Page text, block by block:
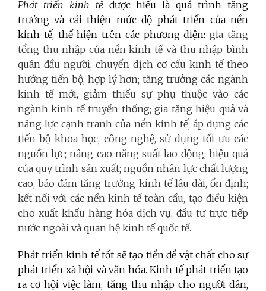
Phát triển kinh tếđược hiểu là quá trình tăng
trưởng và cải thiện mức độ phát triển của nền
kinh tế, thể hiện trên các phương diện:gia tăng
tổng thu nhập của nền kinh tế và thu nhập bình
quân đầu người; chuyển dịch cơ cấu kinh tế theo
hướng tiến bộ, hợp lý hơn; tăng trưởng các ngành
kinh tế mới, giảm thiểu sự phụ thuộc vào các
ngành kinh tế truyền thống; gia tăng hiệu quả và
năng lực cạnh tranh của nền kinh tế; áp dụng các
tiến bộ khoa học, công nghệ, sử dụng tối ưu các
nguồn lực; nâng cao năng suất lao động, hiệu quả
của quy trình sản xuất; nguồn nhân lực chất lượng
cao, bảo đảm tăng trưởng kinh tế lâu dài, ổn định;
kết nối với các nền kinh tế toàn cầu, tạo điều kiện
cho xuất khẩu hàng hóa dịch vụ, đầu tư trực tiếp
nước ngoài và quan hệ kinh tế quốc tế.
Phát triển kinh tế tốt sẽ tạo tiền đề vật chất cho sự
phát triển xã hội và văn hóa. Kinh tế phát triển tạo
ra cơ hội việc làm, tăng thu nhậpcho người dân,